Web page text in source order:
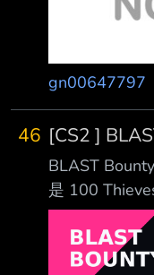
gn00647797
46 [CS2 ]
BLAST
是 100
來開一篇給有
間：7/21～8/
1,150,000 美